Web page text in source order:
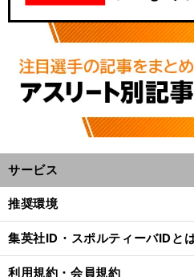
サービス
推奨環境
集英社ID・スポルティーバIDと
利用規約・会員規約